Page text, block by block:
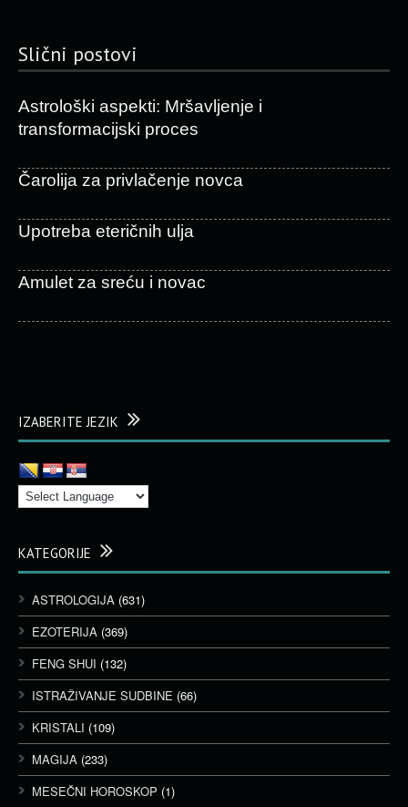
Slični postovi
Astrološki aspekti: Mršavljenje i
transformacijski proces
Čarolija za privlačenje novca
Upotreba eteričnih ulja
Amulet za sreću i novac
IZABERITE JEZIK
KATEGORIJE
ASTROLOGIJA (631)
EZOTERIJA (369)
FENG SHUI (132)
ISTRAŽIVANJE SUDBINE (66)
KRISTALI (109)
MAGIJA (233)
MESEČNI HOROSKOP (1)